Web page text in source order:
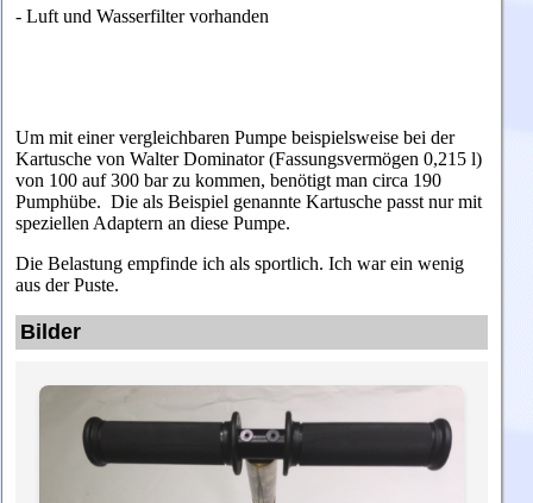
- Luft und Wasserfilter vorhanden
Um mit einer vergleichbaren Pumpe beispielsweise bei der
Kartusche von Walter Dominator (Fassungsvermögen 0,215 l)
von 100 auf 300 bar zu kommen, benötigt man circa 190
Pumphübe. Die als Beispiel genannte Kartusche passt nur mit
speziellen Adaptern an diese Pumpe.
Die Belastung empfinde ich als sportlich. Ich war ein wenig
aus der Puste.
Bilder